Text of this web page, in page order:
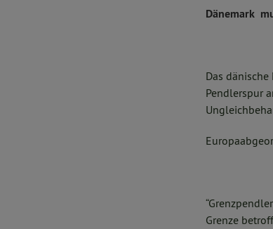
Dänemark
Das
Pendlerspur
Grenze